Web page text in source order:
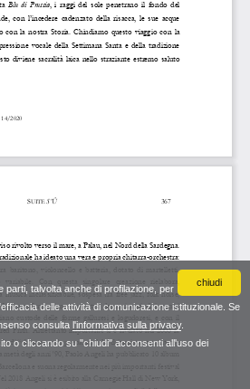
chiudi
parti, talvolta anche di profilazione, per
delle attività di comunicazione istituzionale. Se
consulta l'informativa sulla privacy.
o cliccando su "chiudi" acconsenti all'uso dei